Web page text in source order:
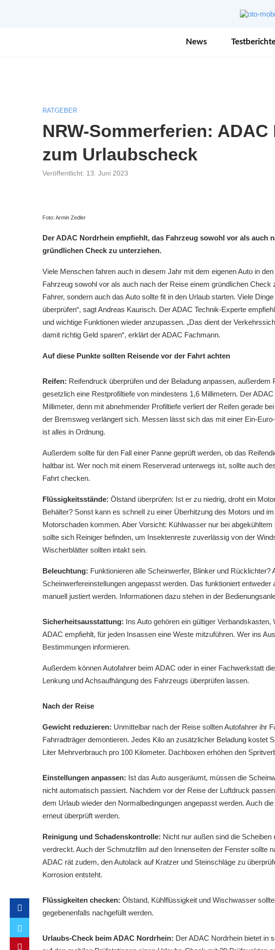
News
RATGEBER
NRW-Sommerferien:
zum Urlaubscheck
Veröffentlicht: 13. Juni 2023
Foto: Armin Zedler
Der ADAC Nordrhein empfiehlt, das Fahrzeug sowohl vor als auch
gründlichen Check zu unterziehen.
Viele Menschen fahren auch in diesem Jahr mit dem eigenen Auto in
Fahrzeug sowohl vor als auch nach der Reise einem gründlichen Check
Fahrer, sondern auch das Auto sollte fit in den Urlaub starten. Viele
überprüfen“, sagt Andreas Kaurisch. Der ADAC Technik-Experte
und wichtige Funktionen wieder anzupassen. „Das dient der
damit richtig Geld sparen“, erklärt der ADAC Fachmann.
Auf diese Punkte sollten Reisende vor der Fahrt achten
Reifen: Reifendruck überprüfen und der Beladung anpassen, außerdem
gesetzlich eine Restprofiltiefe von mindestens 1,6 Millimetern. Der
Millimeter, denn mit abnehmender Profiltiefe verliert der Reifen gerade
der Bremsweg verlängert sich. Messen lässt sich das mit einer Ein-
ist alles in Ordnung.
Außerdem sollte für den Fall einer Panne geprüft werden, ob das
haltbar ist. Wer noch mit einem Reserverad unterwegs ist, sollte auch
Fahrt checken.
Flüssigkeitsstände: Ölstand überprüfen: Ist er zu niedrig, droht ein
Behälter? Sonst kann es schnell zu einer Überhitzung des Motors und
Motorschaden kommen. Aber Vorsicht: Kühlwasser nur bei
sollte sich Reiniger befinden, um Insektenreste zuverlässig von der
Wischerblätter sollten intakt sein.
Beleuchtung: Funktionieren alle Scheinwerfer, Blinker und
Scheinwerfereinstellungen angepasst werden. Das funktioniert
manuell justiert werden. Informationen dazu stehen in der
Sicherheitsausstattung: Ins Auto gehören ein gültiger
ADAC empfiehlt, für jeden Insassen eine Weste mitzuführen. Wer ins
Bestimmungen informieren.
Außerdem können Autofahrer beim ADAC oder in einer Fachwerkstatt
Lenkung und Achsaufhängung des Fahrzeugs überprüfen lassen.
Nach der Reise
Gewicht reduzieren: Unmittelbar nach der Reise sollten Autofahrer ihr
Fahrradträger demontieren. Jedes Kilo an zusätzlicher Beladung kostet
Liter Mehrverbrauch pro 100 Kilometer. Dachboxen erhöhen den
EinstelIungen anpassen: Ist das Auto ausgeräumt, müssen die
nicht automatisch passiert. Nachdem vor der Reise der Luftdruck
dem Urlaub wieder den Normalbedingungen angepasst werden. Auch
erneut überprüft werden.
Reinigung und Schadenskontrolle: Nicht nur außen sind die
verdreckt. Auch der Schmutzfilm auf den Innenseiten der Fenster sollte
ADAC rät zudem, den Autolack auf Kratzer und Steinschläge zu
Korrosion entsteht.
Flüssigkeiten checken: Ölstand, Kühlflüssigkeit und Wischwasser
gegebenenfalls nachgefüllt werden.
Urlaubs-Check beim ADAC Nordrhein: Der ADAC Nordrhein bietet in